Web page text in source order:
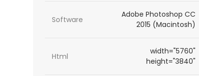
Software
Adobe Photoshop CC
2015 (Macintosh)
Html
width="5760"
height="3840"